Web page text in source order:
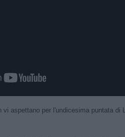
vi aspettano per l'undicesima puntata di